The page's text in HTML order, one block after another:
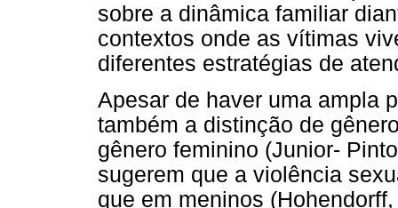
sobre a dinâmica familiar
contextos onde as vítimas
diferentes estratégias de
Apesar de haver uma ampla
também a distinção de
gênero feminino (Junior-
sugerem que a violência
que em meninos